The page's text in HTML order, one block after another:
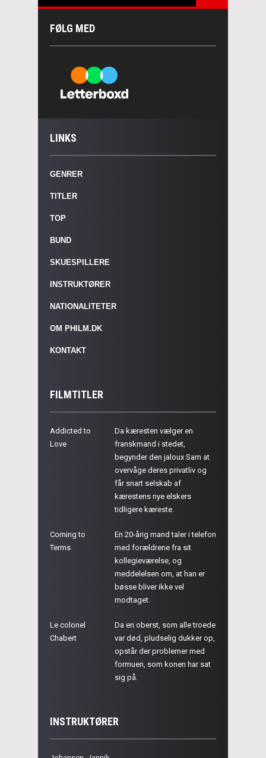
FØLG MED
LINKS
GENRER
TITLER
TOP
BUND
SKUESPILLERE
INSTRUKTØRER
NATIONALITETER
OM PHILM.DK
KONTAKT
FILMTITLER
Addicted to
Love
Da kæresten vælger en
franskmand i stedet,
begynder den jaloux Sam at
overvåge deres privatliv og
får snart selskab af
kærestens nye elskers
tidligere kæreste.
Coming to
Terms
En 20-årig mand taler i telefon
med forældrene fra sit
kollegieværelse, og
meddelelsen om, at han er
bøsse bliver ikke vel
modtaget.
Le colonel
Chabert
Da en oberst, som alle troede
var død, pludselig dukker op,
opstår der problemer med
formuen, som konen har sat
sig på.
INSTRUKTØRER